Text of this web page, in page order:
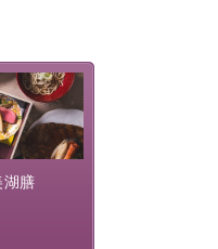
消毒プログラムの基、
す。
（事前予約制）
膳
で特別を
・神原 裕
和会席で
幸...